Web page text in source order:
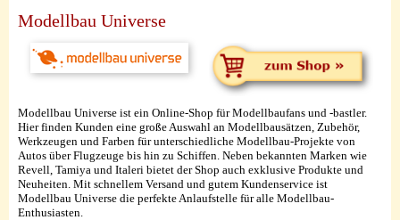
Modellbau Universe
Modellbau Universe ist ein Online-Shop für Modellbaufans und -bastler.
Hier finden Kunden eine große Auswahl an Modellbausätzen, Zubehör,
Werkzeugen und Farben für unterschiedliche Modellbau-Projekte von
Autos über Flugzeuge bis hin zu Schiffen. Neben bekannten Marken wie
Revell, Tamiya und Italeri bietet der Shop auch exklusive Produkte und
Neuheiten. Mit schnellem Versand und gutem Kundenservice ist
Modellbau Universe die perfekte Anlaufstelle für alle Modellbau-
Enthusiasten.